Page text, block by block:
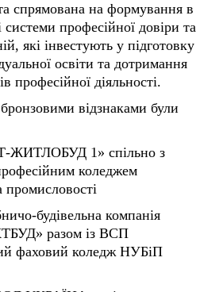
які інвестують у підготовку
освіти та дотримання
професійної діяльності.
відзнаками були
1» спільно з
коледжем
промисловості
будівельна компанія
разом із ВСП
фаховий коледж НУБіП
УКРАЇНА» спільно з
коледжем «Синергія»